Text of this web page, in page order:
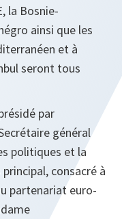
la Bosnie-
ainsi que les
et à
seront tous
par
général
politiques et la
consacré à
partenariat euro-